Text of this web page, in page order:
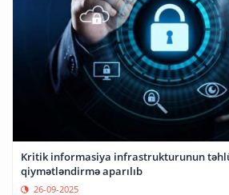
Kritik informasiya infrastrukturunun
qiymətləndirmə aparılıb
26-09-2025